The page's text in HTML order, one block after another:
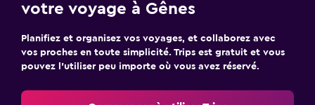
votre voyage à Gênes
Planifiez et organisez vos voyages, et collaborez avec
vos proches en toute simplicité. Trips est gratuit et vous
pouvez l’utiliser peu importe où vous avez réservé.